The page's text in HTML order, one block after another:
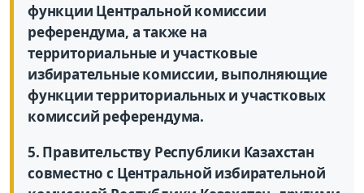
функции Центральной комиссии
референдума, а также на
территориальные и участковые
избирательные комиссии, выполняющие
функции территориальных и участковых
комиссий референдума.
5. Правительству Республики Казахстан
совместно с Центральной избирательной